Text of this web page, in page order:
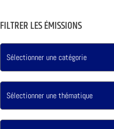
FILTRER LES ÉMISSIONS